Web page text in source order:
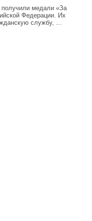
медали «За
Федерации. Их
службу, ...